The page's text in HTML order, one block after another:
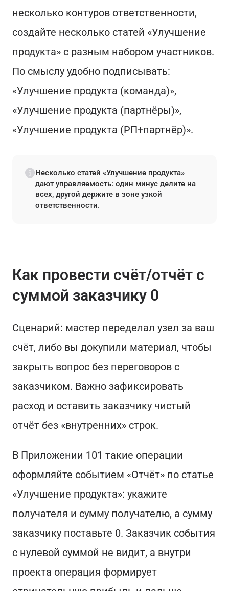
несколько контуров ответственности,
создайте несколько статей «Улучшение
продукта» с разным набором участников.
По смыслу удобно подписывать:
«Улучшение продукта (команда)»,
«Улучшение продукта (партнёры)»,
«Улучшение продукта (РП+партнёр)».
Несколько статей «Улучшение продукта»
дают управляемость: один минус делите на
всех, другой держите в зоне узкой
ответственности.
Как провести счёт/отчёт с
суммой заказчику 0
Сценарий: мастер переделал узел за ваш
счёт, либо вы докупили материал, чтобы
закрыть вопрос без переговоров с
заказчиком. Важно зафиксировать
расход и оставить заказчику чистый
отчёт без «внутренних» строк.
В Приложении 101 такие операции
оформляйте событием «Отчёт» по статье
«Улучшение продукта»: укажите
получателя и сумму получателю, а сумму
заказчику поставьте 0. Заказчик события
с нулевой суммой не видит, а внутри
проекта операция формирует